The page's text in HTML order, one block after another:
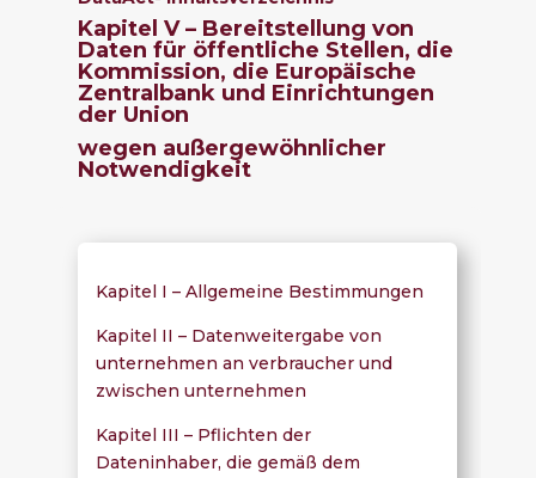
Kapitel V – Bereitstellung von
Daten für öffentliche Stellen, die
Kommission, die Europäische
Zentralbank und Einrichtungen
der Union
wegen außergewöhnlicher
Notwendigkeit
Kapitel I – Allgemeine Bestimmungen
Kapitel II – Datenweitergabe von
unternehmen an verbraucher und
zwischen unternehmen
Kapitel III – Pflichten der
Dateninhaber, die gemäß dem